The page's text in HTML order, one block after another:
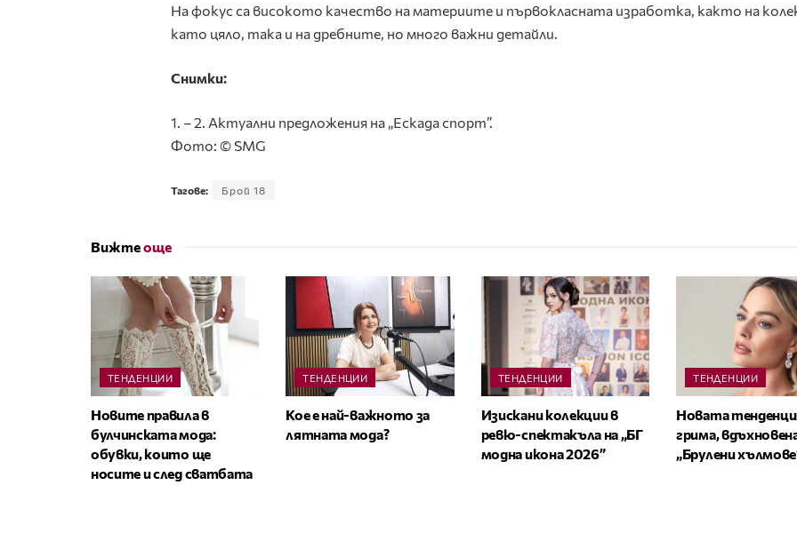
На фокус са високото качество на материите и първокласната изработка, както на
като цяло, така и на дребните, но много важни детайли.
Снимки:
1. – 2. Актуални предложения на „Ескада спорт”.
Фото: © SMG
Тагове: Брой 18
Вижтеоще
ТЕНДЕНЦИИ
Новите правила в
булчинската мода:
обувки, които ще
носите и след сватбата
ТЕНДЕНЦИИ
Кое е най-важното за
лятната мода?
ТЕНДЕНЦИИ
Изискани колекции в
ревю-спектакъла на „БГ
модна икона 2026”
ТЕНДЕНЦИИ
Новата
грима,
„Брулени